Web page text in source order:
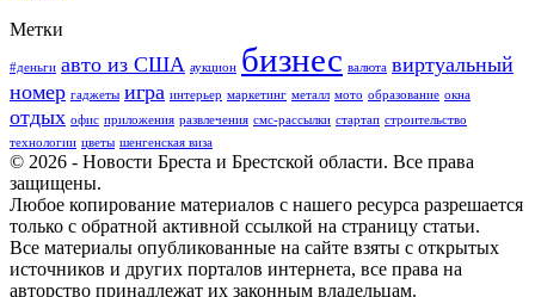
Метки
#деньги авто из США аукцион бизнес валюта виртуальный
номер гаджеты игра интерьер маркетинг металл мото образование окна
отдых офис приложения развлечения смс-рассылки стартап строительство
технологии цветы шенгенская виза
© 2026 - Новости Бреста и Брестской области. Все права
защищены.
Любое копирование материалов с нашего ресурса разрешается
только с обратной активной ссылкой на страницу статьи.
Все материалы опубликованные на сайте взяты с открытых
источников и других порталов интернета, все права на
авторство принадлежат их законным владельцам.